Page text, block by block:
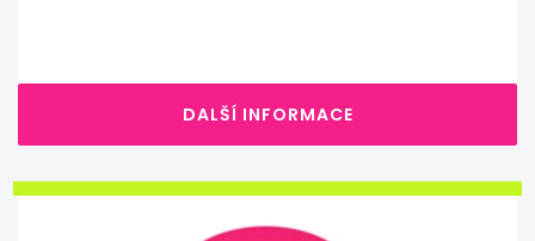
DALŠÍ INFORMACE